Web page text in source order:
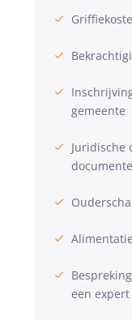
gemeente
Juridische
een expert